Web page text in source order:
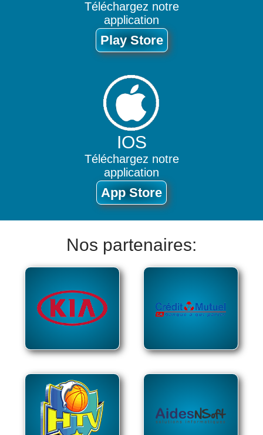
Téléchargez notre
application
Play Store
IOS
Téléchargez notre
application
App Store
Nos partenaires: